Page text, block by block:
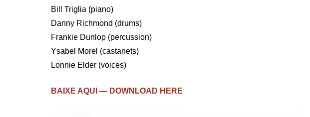
Bill Triglia (piano)
Danny Richmond (drums)
Frankie Dunlop (percussion)
Ysabel Morel (castanets)
Lonnie Elder (voices)
BAIXE AQUI — DOWNLOAD HERE